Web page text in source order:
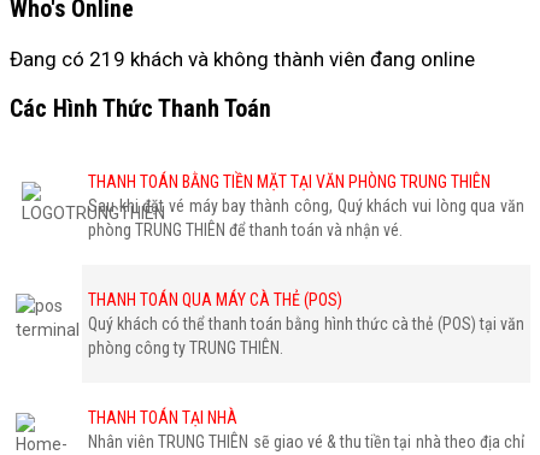
Who's Online
Đang có 219 khách và không thành viên đang online
Các Hình Thức Thanh Toán
THANH TOÁN BẰNG TIỀN MẶT TẠI VĂN PHÒNG TRUNG THIÊN
Sau khi đặt vé máy bay thành công, Quý khách vui lòng qua văn
phòng TRUNG THIÊN để thanh toán và nhận vé.
THANH TOÁN QUA MÁY CÀ THẺ (POS)
Quý khách có thể thanh toán bằng hình thức cà thẻ (POS) tại văn
phòng công ty TRUNG THIÊN.
THANH TOÁN TẠI NHÀ
Nhân viên TRUNG THIÊN sẽ giao vé & thu tiền tại nhà theo địa chỉ